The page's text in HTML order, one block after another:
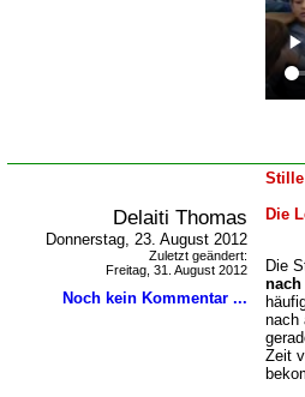
Stille
Delaiti Thomas
Donnerstag, 23. August 2012
Zuletzt geändert:
Freitag, 31. August 2012
Noch kein Kommentar ...
Die
Die
nach
Zeit